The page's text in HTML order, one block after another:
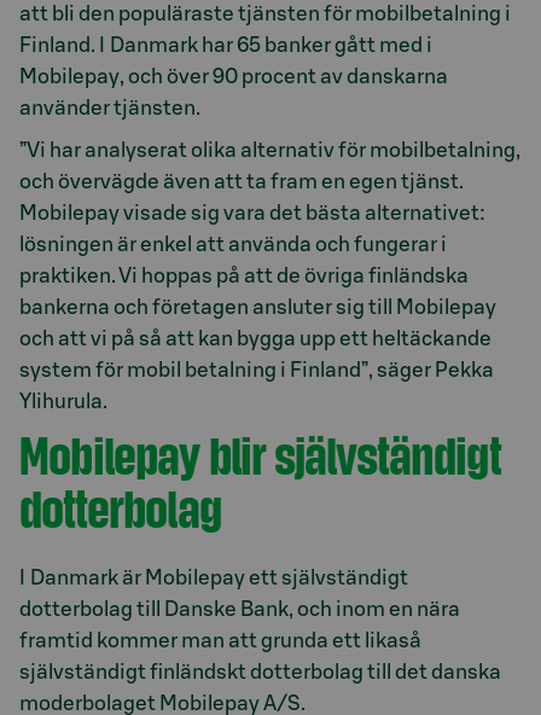
att bli den populäraste tjänsten för mobilbetalning i
Finland. I Danmark har 65 banker gått med i
Mobilepay, och över 90 procent av danskarna
använder tjänsten.
”Vi har analyserat olika alternativ för mobilbetalning,
och övervägde även att ta fram en egen tjänst.
Mobilepay visade sig vara det bästa alternativet:
lösningen är enkel att använda och fungerar i
praktiken. Vi hoppas på att de övriga finländska
bankerna och företagen ansluter sig till Mobilepay
och att vi på så att kan bygga upp ett heltäckande
system för mobil betalning i Finland”, säger Pekka
Ylihurula.
Mobilepay blir självständigt
dotterbolag
I Danmark är Mobilepay ett självständigt
dotterbolag till Danske Bank, och inom en nära
framtid kommer man att grunda ett likaså
självständigt finländskt dotterbolag till det danska
moderbolaget Mobilepay A/S.